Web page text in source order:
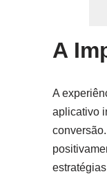
A
A
aplicativo